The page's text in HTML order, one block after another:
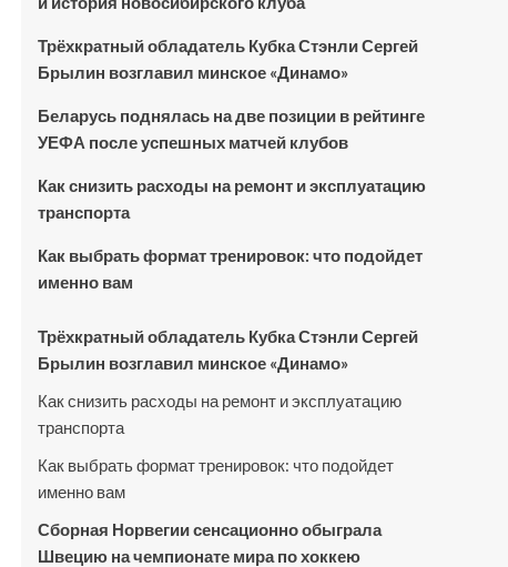
Трёхкратный обладатель Кубка Стэнли Сергей
Брылин возглавил минское «Динамо»
Беларусь поднялась на две позиции в рейтинге
УЕФА после успешных матчей клубов
Как снизить расходы на ремонт и эксплуатацию
транспорта
Как выбрать формат тренировок: что подойдет
именно вам
Трёхкратный обладатель Кубка Стэнли Сергей
Брылин возглавил минское «Динамо»
Как снизить расходы на ремонт и эксплуатацию
транспорта
Как выбрать формат тренировок: что подойдет
именно вам
Сборная Норвегии сенсационно обыграла
Швецию на чемпионате мира по хоккею